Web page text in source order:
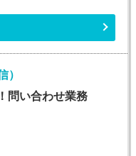
）
問い合わせ業務